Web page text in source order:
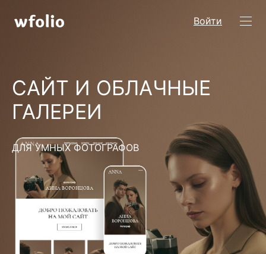
Войти
САЙТ И ОБЛАЧНЫЕ
ГАЛЕРЕИ
ДЛЯ УМНЫХ ФОТОГРАФОВ